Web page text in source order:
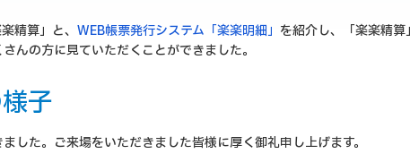
精算」と、 WEB帳票発行システム「楽楽明細」 を紹介し、「楽楽精
んの方に見ていただくことができました。
子
した。ご来場をいただきました皆様に厚く御礼申し上げます。